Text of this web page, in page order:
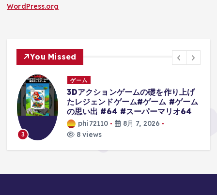
WordPress.org
You Missed
3
ゲーム
3Dアクションゲームの礎を作り上げ
たレジェンドゲーム#ゲーム #ゲーム
の思い出 #64 #スーパーマリオ64
phi72110
8月 7, 2026
8 views